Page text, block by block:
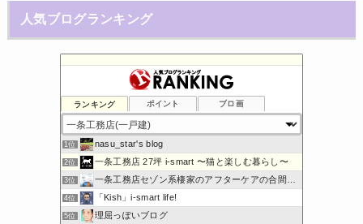
人気ブログランキング
ランキング ポイント ブロ画
1位 nasu_star's blog
2位 一条工務店 27坪 i-smart 〜猫と楽しむ暮らし〜
3位 一条工務店セゾン系棲家のアフターケアの合間に綴るブログ
4位 「Kish」i-smart life!
5位 理屈っぽいブログ